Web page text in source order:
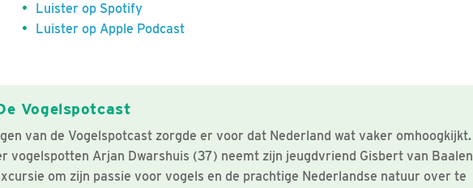
Luister op Spotify
Luister op Apple Podcast
Vogelspotcast
van de Vogelspotcast zorgde er voor dat Nederland wat vaker omhoogkijkt.
vogelspotten Arjan Dwarshuis (37) neemt zijn jeugdvriend Gisbert van Baalen
om zijn passie voor vogels en de prachtige Nederlandse natuur over te